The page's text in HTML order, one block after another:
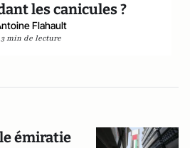
les canicules ?
Flahault
3 min de lecture
émiratie